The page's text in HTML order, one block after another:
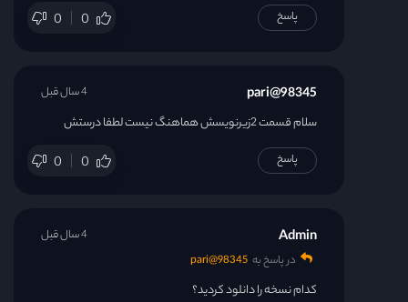
0 0 پاسخ
98345@pari
سلام قسمت 2زیرنویسش هماهنگ نیست لطفا درستش
0 0
4 سال قبل
پاسخ
Admin
در پاسخ به 98345@pari
کدام نسخه را دانلود کردید؟
4 سال قبل